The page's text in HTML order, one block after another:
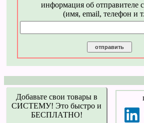
информация об отправителе
(имя, email, телефон и
Добавьте свои товары в
СИСТЕМУ! Это быстро и
БЕСПЛАТНО!